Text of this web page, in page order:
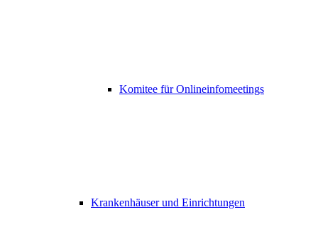
Komitee für Onlineinfomeetings
Krankenhäuser und Einrichtungen